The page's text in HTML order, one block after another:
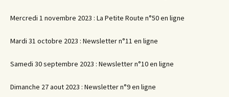
Mercredi 1 novembre 2023 : La Petite Route n°50 en ligne
Mardi 31 octobre 2023 : Newsletter n°11 en ligne
Samedi 30 septembre 2023 : Newsletter n°10 en ligne
Dimanche 27 aout 2023 : Newsletter n°9 en ligne